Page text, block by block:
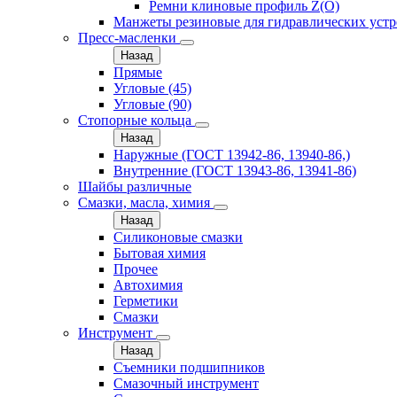
Ремни клиновые профиль Z(О)
Манжеты резиновые для гидравлических
Пресс-масленки
Назад
Прямые
Угловые (45)
Угловые (90)
Стопорные кольца
Назад
Наружные (ГОСТ 13942-86, 13940-86,)
Внутренние (ГОСТ 13943-86, 13941-86)
Шайбы различные
Смазки, масла, химия
Назад
Силиконовые смазки
Бытовая химия
Прочее
Автохимия
Герметики
Смазки
Инструмент
Назад
Съемники подшипников
Смазочный инструмент